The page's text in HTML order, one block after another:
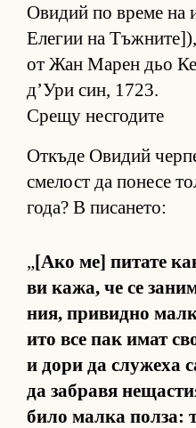
Ови­дий по време на
Еле­гии на
от Жан Ма­рен дьо
д’Ури син, 1723.
Срещу несгодите
От­къде Ови­дий
сме­лост да по­несе
го­да? В пи­са­не­то:
„[Ако ме] пи­тате
ви ка­жа, че се
ния, при­видно
ито все пак имат
и дори да слу­жеха
да заб­равя
било малка пол­за: